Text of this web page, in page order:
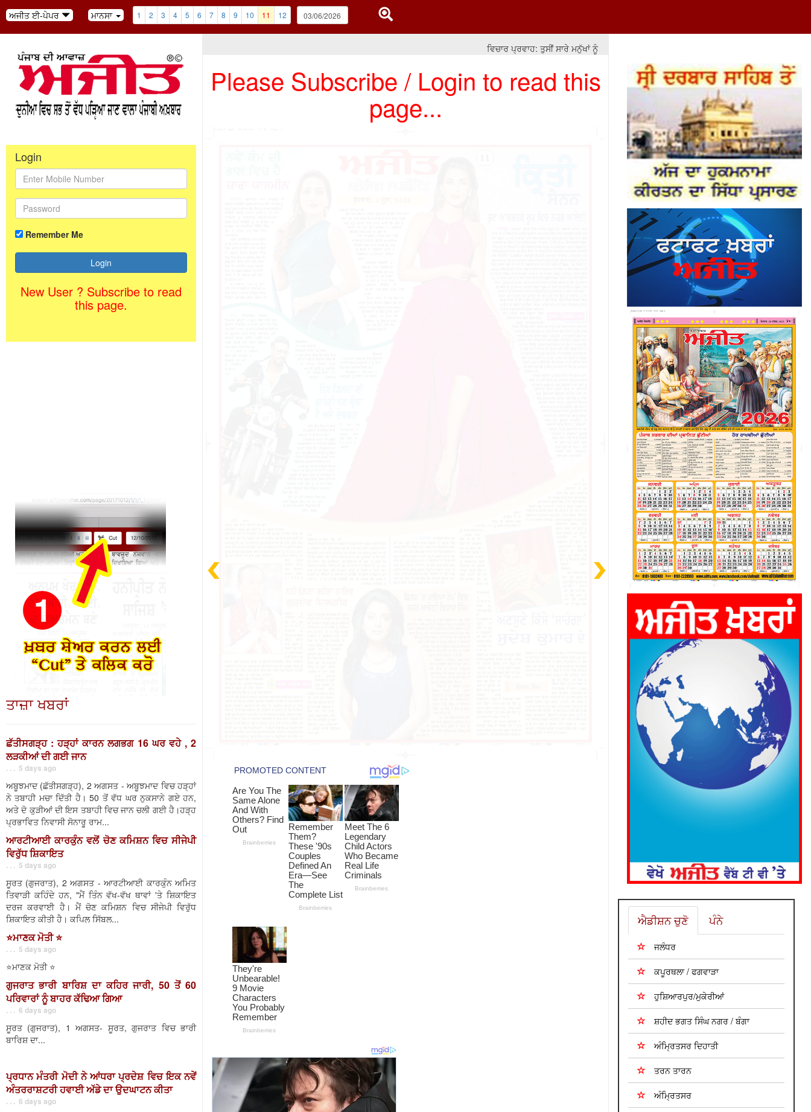
ਅਜੀਤ ਈ-ਪੇਪਰ ਮਾਨਸਾ 1 2 3 4 5 6 7 8 9 10 11 12
Login
Remember Me
New User ? Subscribe to read
this page.
ਤਾਜ਼ਾ ਖਬਰਾਂ
ਛੱਤੀਸਗੜ੍ਹ : ਹੜ੍ਹਾਂ ਕਾਰਨ ਲਗਭਗ 16 ਘਰ ਵਹੇ , 2
ਲੜਕੀਆਂ ਦੀ ਗਈ ਜਾਨ
. . . 5 days ago
ਅਬੂਝਮਾਦ (ਛੱਤੀਸਗੜ੍ਹ), 2 ਅਗਸਤ - ਅਬੂਝਮਾਦ ਵਿਚ ਹੜ੍ਹਾਂ
ਨੇ ਤਬਾਹੀ ਮਚਾ ਦਿੱਤੀ ਹੈ। 50 ਤੋਂ ਵੱਧ ਘਰ ਨੁਕਸਾਨੇ ਗਏ ਹਨ,
ਅਤੇ ਦੋ ਕੁੜੀਆਂ ਦੀ ਇਸ ਤਬਾਹੀ ਵਿਚ ਜਾਨ ਚਲੀ ਗਈ ਹੈ।ਹੜ੍ਹ
ਪ੍ਰਭਾਵਿਤ ਨਿਵਾਸੀ ਸੋਨਾਰੂ ਰਾਮ...
ਆਰਟੀਆਈ ਕਾਰਕੁੰਨ ਵਲੋਂ ਚੋਣ ਕਮਿਸ਼ਨ ਵਿਚ ਸੀਜੇਪੀ
ਵਿਰੁੱਧ ਸ਼ਿਕਾਇਤ
. . . 5 days ago
ਸੂਰਤ (ਗੁਜਰਾਤ), 2 ਅਗਸਤ - ਆਰਟੀਆਈ ਕਾਰਕੁੰਨ ਅਮਿਤ
ਤਿਵਾੜੀ ਕਹਿੰਦੇ ਹਨ, "ਮੈਂ ਤਿੰਨ ਵੱਖ-ਵੱਖ ਥਾਵਾਂ 'ਤੇ ਸ਼ਿਕਾਇਤ
ਦਰਜ ਕਰਵਾਈ ਹੈ। ਮੈਂ ਚੋਣ ਕਮਿਸ਼ਨ ਵਿਚ ਸੀਜੇਪੀ ਵਿਰੁੱਧ
ਸ਼ਿਕਾਇਤ ਕੀਤੀ ਹੈ। ਕਪਿਲ ਸਿੱਬਲ...
⭐️ਮਾਣਕ ਮੋਤੀ ⭐️
. . . 5 days ago
⭐️ਮਾਣਕ ਮੋਤੀ ⭐️
ਗੁਜਰਾਤ ਭਾਰੀ ਬਾਰਿਸ਼ ਦਾ ਕਹਿਰ ਜਾਰੀ, 50 ਤੋਂ 60
ਪਰਿਵਾਰਾਂ ਨੂੰ ਬਾਹਰ ਕੱਢਿਆ ਗਿਆ
. . . 6 days ago
ਸੂਰਤ (ਗੁਜਰਾਤ), 1 ਅਗਸਤ- ਸੂਰਤ, ਗੁਜਰਾਤ ਵਿਚ ਭਾਰੀ
ਬਾਰਿਸ਼ ਦਾ...
ਪ੍ਰਧਾਨ ਮੰਤਰੀ ਮੋਦੀ ਨੇ ਆਂਧਰਾ ਪ੍ਰਦੇਸ਼ ਵਿਚ ਇਕ ਨਵੇਂ
ਅੰਤਰਰਾਸ਼ਟਰੀ ਹਵਾਈ ਅੱਡੇ ਦਾ ਉਦਘਾਟਨ ਕੀਤਾ
. . . 6 days ago
ਵਿਚਾਰ ਪ੍ਰਵਾਹ: ਤੁਸੀਂ ਸਾਰੇ ਮਨੁੱਖਾਂ ਨੂੰ ਇਕ ਬਰਾਬਰ ਨਹੀਂ ਕਰ ਸਕਦੇ ਪਰ ਉਨ੍ਹਾਂ ਨੂੰ ਬਰਾਬਰੀ ਦੇ ਮੌਕੇ ਤਾਂ
Please Subscribe / Login to read this
page...
ਐਡੀਸ਼ਨ ਚੁਣੋ ਪੰਨੇ
ਜਲੰਧਰ
ਕਪੂਰਥਲਾ / ਫਗਵਾੜਾ
ਹੁਸ਼ਿਆਰਪੁਰ/ਮੁਕੇਰੀਆਂ
ਸ਼ਹੀਦ ਭਗਤ ਸਿੰਘ ਨਗਰ / ਬੰਗਾ
ਅੰਮ੍ਰਿਤਸਰ ਦਿਹਾਤੀ
ਤਰਨ ਤਾਰਨ
ਅੰਮ੍ਰਿਤਸਰ